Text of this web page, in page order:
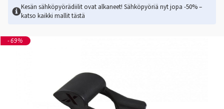
Kesän sähköpyörädiilit ovat alkaneet! Sähköpyöriä nyt jopa -50% –
katso kaikki mallittästä
-69%